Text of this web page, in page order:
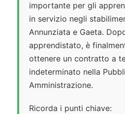
importante per gli
in servizio negli
Annunziata e Gaeta.
apprendistato, è
ottenere un contratto a
indeterminato nella
Amministrazione.
Ricorda i punti chiave: